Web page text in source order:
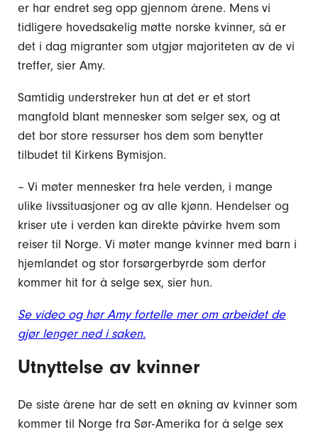
er har endret seg opp gjennom årene. Mens vi
tidligere hovedsakelig møtte norske kvinner, så er
det i dag migranter som utgjør majoriteten av de vi
treffer, sier Amy.
Samtidig understreker hun at det er et stort
mangfold blant mennesker som selger sex, og at
det bor store ressurser hos dem som benytter
tilbudet til Kirkens Bymisjon.
– Vi møter mennesker fra hele verden, i mange
ulike livssituasjoner og av alle kjønn. Hendelser og
kriser ute i verden kan direkte påvirke hvem som
reiser til Norge. Vi møter mange kvinner med barn i
hjemlandet og stor forsørgerbyrde som derfor
kommer hit for å selge sex, sier hun.
Se video og hør Amy fortelle mer om arbeidet de
gjør lenger ned i saken.
Utnyttelse av kvinner
De siste årene har de sett en økning av kvinner som
kommer til Norge fra Sør-Amerika for å selge sex